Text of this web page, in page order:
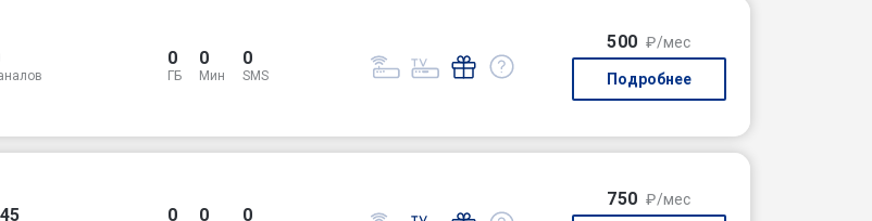
0
ГБ
0
Мин
0
SMS
500 ₽/мес
Подробнее
0 0 0
750 ₽/мес